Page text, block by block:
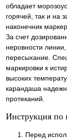
обладает
горячей, так и на
наконечник
За счет
неровности
пересыхание.
маркировки к
высоких
карандаша
протеканий.
Инструкция
Перед